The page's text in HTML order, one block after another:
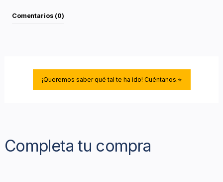
Comentarios (0)
¡Queremos saber qué tal te ha ido! Cuéntanos.⭐
Completa tu compra